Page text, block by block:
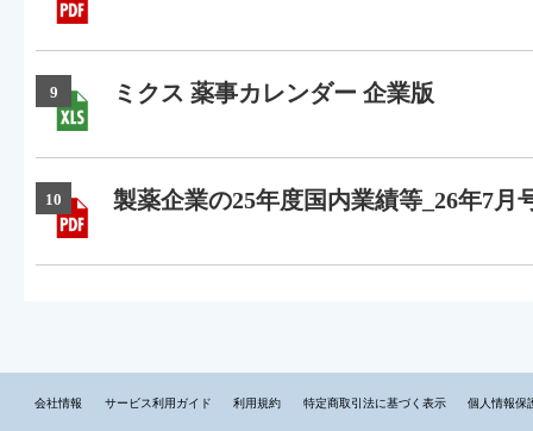
9 ミクス 薬事カレンダー 企業版
10 製薬企業の25年度国内業績等_26年7月
会社情報 サービス利用ガイド 利用規約 特定商取引法に基づく表示 個人情報保